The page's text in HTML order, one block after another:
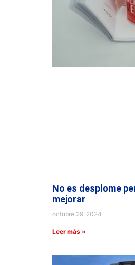
No es desplome
mejorar
octubre 29, 2024
Leer más »